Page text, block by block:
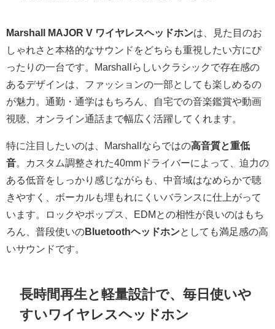
Marshall MAJOR V ワイヤレスヘッドホンは、見た目のお
しゃれさと本格的なサウンドをどちらも重視したい方にぴ
ったりの一台です。Marshallらしいクラシックで存在感の
あるデザインは、ファッションの一部としても楽しめるの
が魅力。通勤・通学はもちろん、自宅での音楽鑑賞や動画
視聴、オンライン通話まで幅広く活躍してくれます。
特に注目したいのは、Marshallならではの高音質と重低
音 。カスタム調整された40mmドライバーによって、迫力の
ある低音をしっかり感じながらも、中音域はなめらかで聴
きやすく、ボーカルも埋もれにくいバランスに仕上がって
います。ロックやポップス、EDMとの相性が良いのはもち
ろん、普段使いのBluetoothヘッドホンとしても満足感の高
いサウンドです。
長時間再生と軽量設計で、毎日使いや
すいワイヤレスヘッドホン